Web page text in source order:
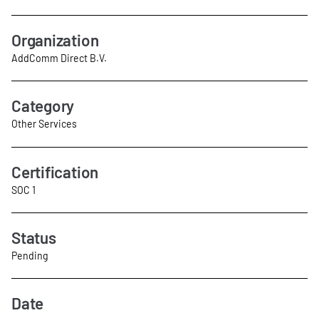
Organization
AddComm Direct B.V.
Category
Other Services
Certification
SOC 1
Status
Pending
Date